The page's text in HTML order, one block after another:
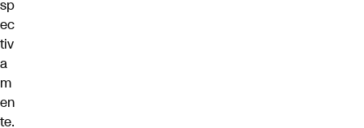
sp
ec
tiv
a
m
en
te.